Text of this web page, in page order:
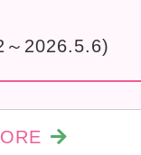
～2026.5.6)